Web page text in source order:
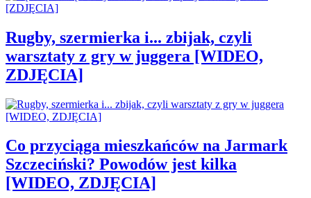
Rugby, szermierka i... zbijak, czyli
warsztaty z gry w juggera [WIDEO,
ZDJĘCIA]
Co przyciąga mieszkańców na Jarmark
Szczeciński? Powodów jest kilka
[WIDEO, ZDJĘCIA]